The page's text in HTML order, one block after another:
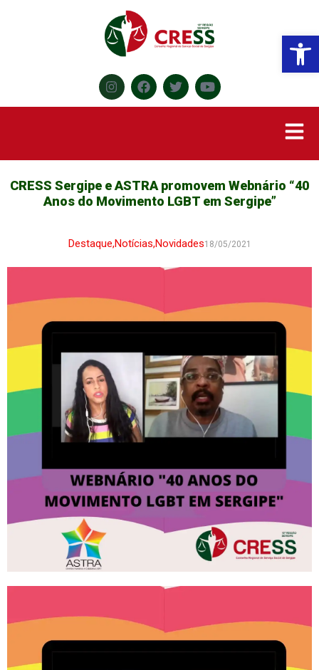
CRESS Sergipe e ASTRA promovem Webnário “40
Anos do Movimento LGBT em Sergipe”
Destaque,Notícias,Novidades18/05/2021